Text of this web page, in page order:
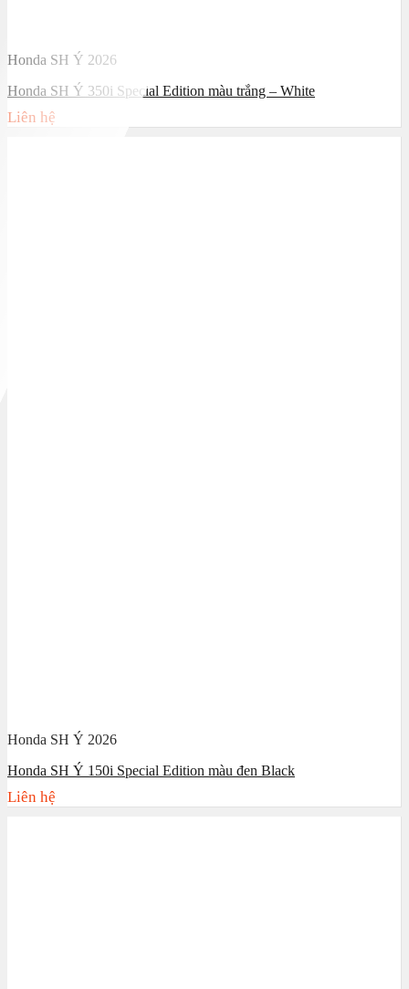
Honda SH Ý 2026
Honda SH Ý 350i Special Edition màu trắng – White
Liên hệ
Honda SH Ý 2026
Honda SH Ý 150i Special Edition màu đen Black
Liên hệ